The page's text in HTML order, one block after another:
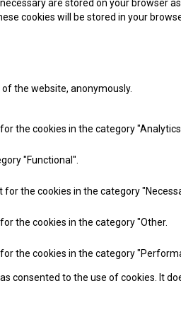
are stored on your browser
cookies will be stored in your
the website, anonymously.
the cookies in the category
"Functional".
for the cookies in the category
the cookies in the category "Other.
the cookies in the category
consented to the use of cookies. It